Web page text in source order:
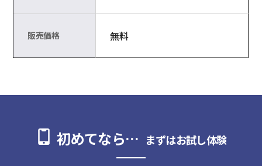
販売価格 無料
初めてなら… まずはお試し体験